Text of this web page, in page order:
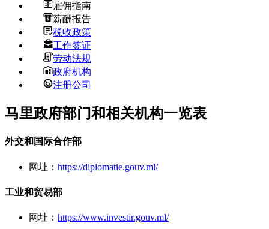
雇佣指南
薪酬报告
税收政策
工作签证
劳动法规
政府机构
注册公司
马里政府部门和相关机构一览表
外交和国际合作部
网址： https://diplomatie.gouv.ml/
工业和贸易部
网址： https://www.investir.gouv.ml/